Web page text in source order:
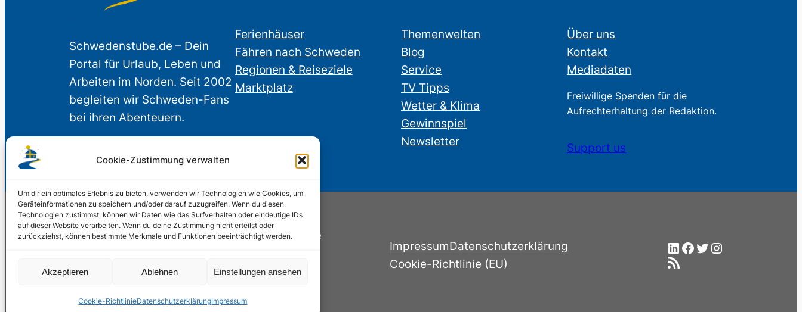
Cookie-Zustimmung verwalten
Um dir ein optimales Erlebnis zu bieten, verwenden wir Technologien wie Cookies, um
Geräteinformationen zu speichern und/oder darauf zuzugreifen. Wenn du diesen
Technologien zustimmst, können wir Daten wie das Surfverhalten oder eindeutige IDs
auf dieser Website verarbeiten. Wenn du deine Zustimmung nicht erteilst oder
zurückziehst, können bestimmte Merkmale und Funktionen beeinträchtigt werden.
Akzeptieren Ablehnen Einstellungen ansehen
Cookie-RichtlinieDatenschutzerklärungImpressum
Schwedenstube.de – Dein
Portal für Urlaub, Leben und
Arbeiten im Norden. Seit 2002
begleiten wir Schweden-Fans
bei ihren Abenteuern.
Ferienhäuser
Fähren nach Schweden
Regionen & Reiseziele
Marktplatz
Themenwelten
Blog
Service
TV Tipps
Wetter & Klima
Gewinnspiel
Newsletter
Über uns
Kontakt
Mediadaten
Freiwillige Spenden für die
Aufrechterhaltung der Redaktion.
Support us
© 2002 – 2026 Schwedenstube.de
PHOENIXSEO
ImpressumDatenschutzerklärung
Cookie-Richtlinie (EU)
LinkedIn
Facebook
Twitter
Instagram
RSS-Feed